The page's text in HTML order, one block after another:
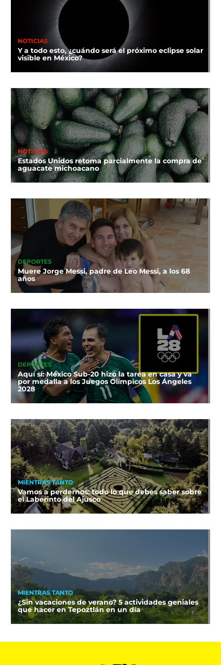
NOTICIAS
Y a todo esto, ¿cuándo será el próximo eclipse solar
visible en México?
NOTICIAS
Estados Unidos retoma parcialmente la compra de
aguacate michoacano
DEPORTES
Muere Jorge Messi, padre de Leo Messi, a los 68
años
DEPORTES
Aquí sí: México Sub-20 hizo la tarea en casa y va
por medalla a los Juegos Olímpicos Los Ángeles
2028
MIENTRAS TANTO
Vamos a perdernos: todo lo que debes saber sobre
el Laberinto del Ajusco
MIENTRAS TANTO
¿Sin vacaciones de verano? 5 actividades geniales
que hacer en Tepoztlán en un día